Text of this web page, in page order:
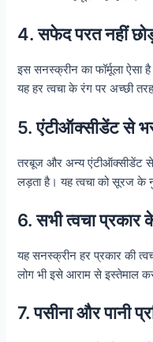
4. सफेद परत नहीं
इस सनस्क्रीन का फॉर्मूला ऐसा
यह हर त्वचा के रंग पर अच्छी
5. एंटीऑक्सीडेंट से
तरबूज और अन्य एंटीऑक्सीडेंट
लड़ता है। यह त्वचा को सूरज
6. सभी त्वचा प्रकार
यह सनस्क्रीन हर प्रकार की
लोग भी इसे आराम से इस्तेमाल
7. पसीना और पानी